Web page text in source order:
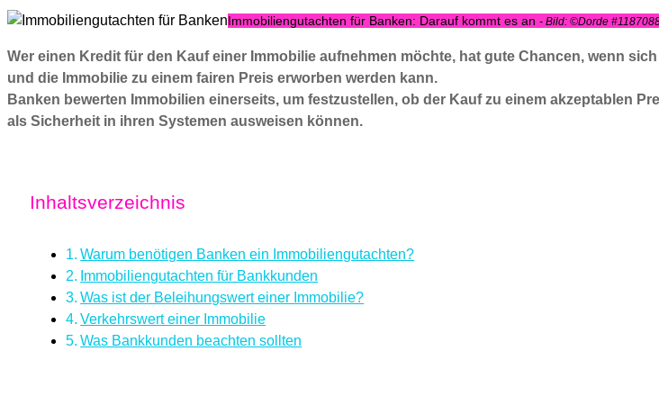
Immobiliengutachten für Banken: Darauf kommt es an - Bild: ©Dorde
Wer einen Kredit für den Kauf einer Immobilie aufnehmen möchte, hat gute Chancen, wenn
und die Immobilie zu einem fairen Preis erworben werden kann.
Banken bewerten Immobilien einerseits, um festzustellen, ob der Kauf zu einem akzeptablen
als Sicherheit in ihren Systemen ausweisen können.
Inhaltsverzeichnis
Warum benötigen Banken ein Immobiliengutachten?
Immobiliengutachten für Bankkunden
Was ist der Beleihungswert einer Immobilie?
Verkehrswert einer Immobilie
Was Bankkunden beachten sollten